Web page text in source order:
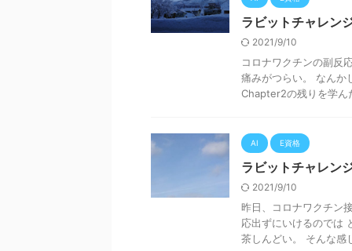
ラビットチャレン
2021/9/10
コロナワクチンの副反
痛みがつらい。 なんか
Chapter2の残りを学ん
AI E資格
ラビットチャレン
2021/9/10
昨日、コロナワクチン
応出ずにいけるのでは
茶しんどい。 そんな感